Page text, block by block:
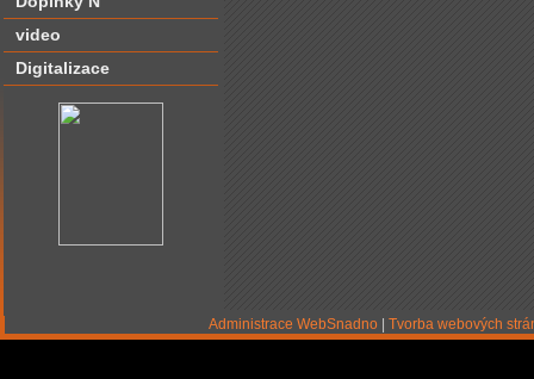
video
Digitalizace
Administrace WebSnadno Tvorba webových